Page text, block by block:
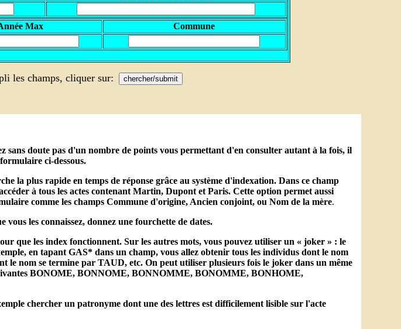
nnée Max Commune
les champs, cliquer sur:
sans doute pas d'un nombre de points vous permettant d'en consulter autant à la fois, il
ci-dessous.
la plus rapide en temps de réponse grâce au système d'indexation. Dans ce champ
à tous les actes contenant Martin, Dupont et Paris. Cette option permet aussi
comme les champs Commune d'origine, Ancien conjoint, ou Nom de la mère.
vous les connaissez, donnez une fourchette de dates.
que les index fonctionnent. Sur les autres mots, vous pouvez utiliser un « joker » : le
en tapant GAS* dans un champ, vous allez obtenir tous les individus dont le nom
le nom se termine par TAUD, etc. On peut utiliser plusieurs fois le joker dans un même
BONOME, BONNOME, BONNOMME, BONOMME, BONHOME,
chercher un patronyme dont une des lettres est difficilement lisible sur l'acte